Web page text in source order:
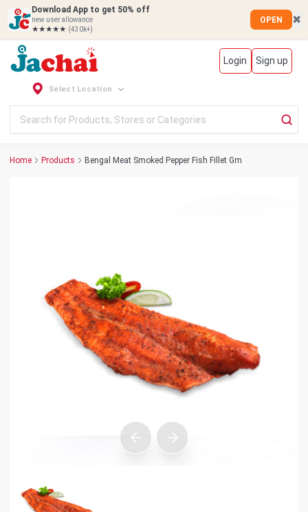
Download App to get 50% off
new user allowance
★★★★★ (430k+)
OPEN ✖
Login Sign up
Select Location
Home Products Bengal Meat Smoked Pepper Fish Fillet Gm